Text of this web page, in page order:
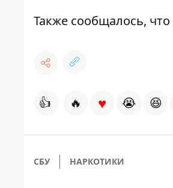
Также сообщалось, что
👍 🔥 ♥ 😭 😆
СБУ НАРКОТИКИ